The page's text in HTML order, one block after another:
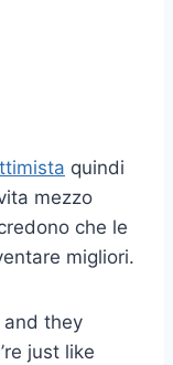
quindi
mezzo
che le
migliori.
and they
just like